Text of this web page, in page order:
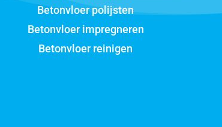
Betonvloer polijsten
Betonvloer impregneren
Betonvloer reinigen